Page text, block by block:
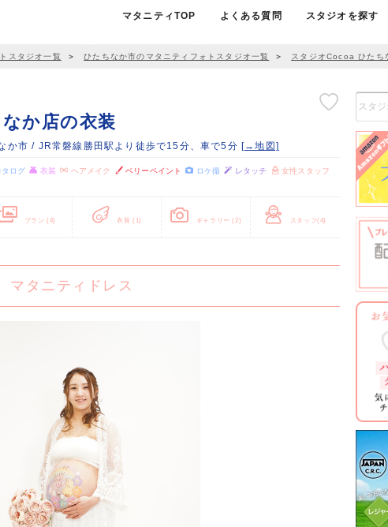
マタニティTOP よくある質問 スタジオを探す
スタジオ一覧 ＞ ひたちなか市のマタニティフォトスタジオ一覧 ＞ スタジオCocoa ひたち
か店の衣装
か市 / JR常磐線勝田駅より徒歩で15分、車で5分[→地図]
タログ 衣装 ヘアメイク ベリーペイント ロケ撮 レタッチ 女性スタッフ
プラン(4) 衣装(1) ギャラリー(2) スタッフ(4)
マタニティドレス